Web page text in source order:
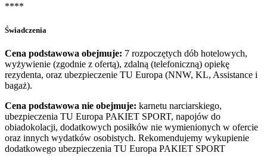
****
Świadczenia
Cena podstawowa obejmuje: 7 rozpoczętych dób hotelowych,
wyżywienie (zgodnie z ofertą), zdalną (telefoniczną) opiekę
rezydenta, oraz ubezpieczenie TU Europa (NNW, KL, Assistance i
bagaż).
Cena podstawowa nie obejmuje: karnetu narciarskiego,
ubezpieczenia TU Europa PAKIET SPORT, napojów do
obiadokolacji, dodatkowych posiłków nie wymienionych w ofercie
oraz innych wydatków osobistych. Rekomendujemy wykupienie
dodatkowego ubezpieczenia TU Europa PAKIET SPORT